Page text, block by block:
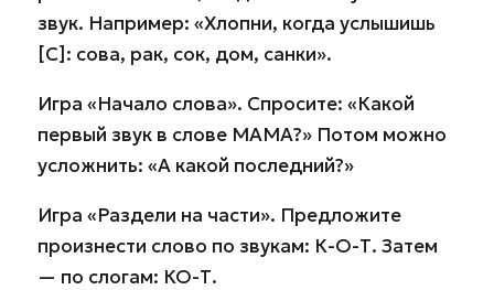
звук. Например: «Хлопни, когда услышишь
[С]: сова, рак, сок, дом, санки».
Игра «Начало слова». Спросите: «Какой
первый звук в слове МАМА?» Потом можно
усложнить: «А какой последний?»
Игра «Раздели на части». Предложите
произнести слово по звукам: К-О-Т. Затем
— по слогам: КО-Т.